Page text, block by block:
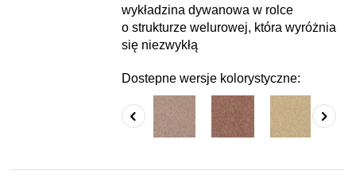
wykładzina dywanowa w rolce
o strukturze welurowej, która wyróżnia
się niezwykłą
Dostepne wersje kolorystyczne: